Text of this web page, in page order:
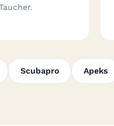
Scubapro Apeks